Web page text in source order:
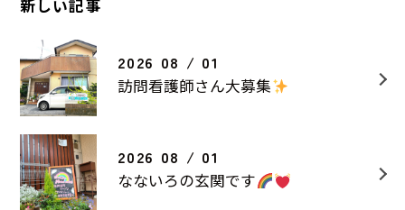
新しい記事
2026 08 / 01
訪問看護師さん大募集
2026 08 / 01
なないろの玄関です